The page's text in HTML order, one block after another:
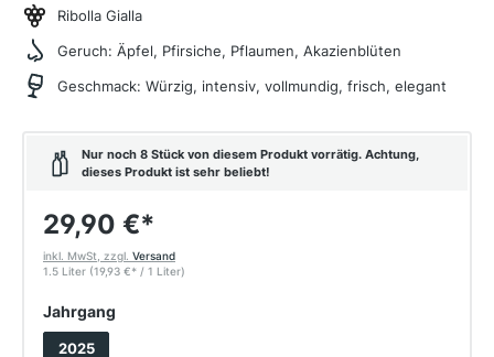
Ribolla Gialla
Geruch: Äpfel, Pfirsiche, Pflaumen, Akazienblüten
Geschmack: Würzig, intensiv, vollmundig, frisch, elegant
Nur noch 8 Stück von diesem Produkt vorrätig. Achtung,
dieses Produkt ist sehr beliebt!
29,90 €*
inkl. MwSt, zzgl. Versand
1.5 Liter (19,93 €* / 1 Liter)
Jahrgang
2025